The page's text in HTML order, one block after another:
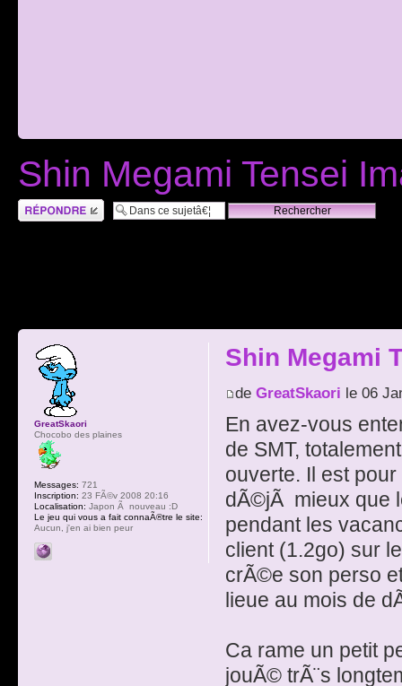
Shin Megami Tensei
RÃ©pondre
Shin Megami
de GreatSkaori le 06
En avez-vous
de SMT,
ouverte. Il est
dÃ©jÃ mieux que
pendant les
client (1.2go) sur
crÃ©e son perso
lieue au mois de
Ca rame un petit
jouÃ© trÃ¨s
GreatSkaori
Chocobo des plaines
Messages: 721
Inscription: 23 FÃ©v 2008 20:16
Localisation: Japon Ã nouveau :D
Le jeu qui vous a fait connaÃ®tre le site:
Aucun, j'en ai bien peur